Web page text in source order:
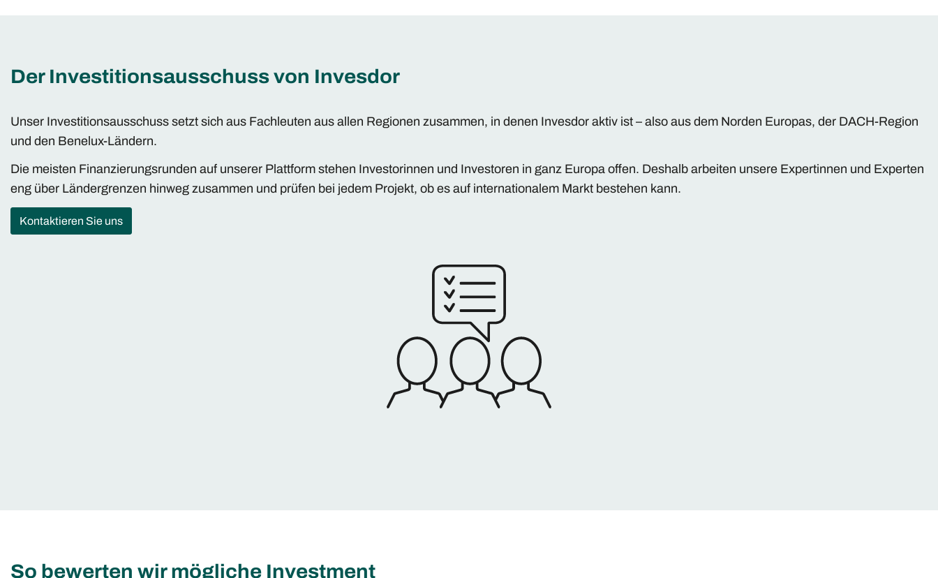
Der Investitionsausschuss von Invesdor
Unser Investitionsausschuss setzt sich aus Fachleuten aus allen Regionen zusammen, in denen Invesdor aktiv ist – also aus dem Norden Europas, der DACH-Region
und den Benelux-Ländern.
Die meisten Finanzierungsrunden auf unserer Plattform stehen Investorinnen und Investoren in ganz Europa offen. Deshalb arbeiten unsere Expertinnen und Experten
eng über Ländergrenzen hinweg zusammen und prüfen bei jedem Projekt, ob es auf internationalem Markt bestehen kann.
Kontaktieren Sie uns
So bewerten wir mögliche Investment